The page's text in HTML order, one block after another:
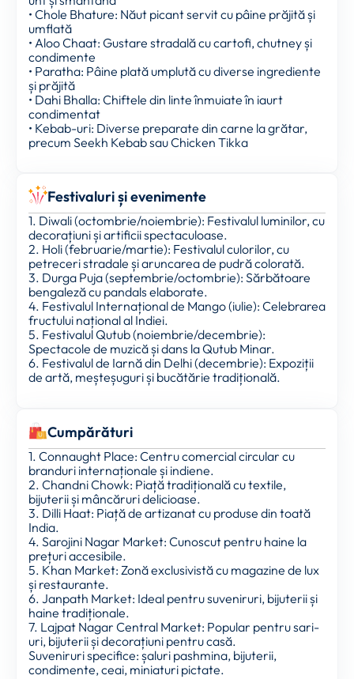
• Chole Bhature: Năut picant servit cu pâine prăjită și
umflată
• Aloo Chaat: Gustare stradală cu cartofi, chutney și
condimente
• Paratha: Pâine plată umplută cu diverse ingrediente
și prăjită
• Dahi Bhalla: Chiftele din linte înmuiate în iaurt
condimentat
• Kebab-uri: Diverse preparate din carne la grătar,
precum Seekh Kebab sau Chicken Tikka
Festivaluri și evenimente
1. Diwali (octombrie/noiembrie): Festivalul luminilor, cu
decorațiuni și artificii spectaculoase.
2. Holi (februarie/martie): Festivalul culorilor, cu
petreceri stradale și aruncarea de pudră colorată.
3. Durga Puja (septembrie/octombrie): Sărbătoare
bengaleză cu pandals elaborate.
4. Festivalul Internațional de Mango (iulie): Celebrarea
fructului național al Indiei.
5. Festivalul Qutub (noiembrie/decembrie):
Spectacole de muzică și dans la Qutub Minar.
6. Festivalul de Iarnă din Delhi (decembrie): Expoziții
de artă, meșteșuguri și bucătărie tradițională.
Cumpărături
1. Connaught Place: Centru comercial circular cu
branduri internaționale și indiene.
2. Chandni Chowk: Piață tradițională cu textile,
bijuterii și mâncăruri delicioase.
3. Dilli Haat: Piață de artizanat cu produse din toată
India.
4. Sarojini Nagar Market: Cunoscut pentru haine la
prețuri accesibile.
5. Khan Market: Zonă exclusivistă cu magazine de lux
și restaurante.
6. Janpath Market: Ideal pentru suveniruri, bijuterii și
haine tradiționale.
7. Lajpat Nagar Central Market: Popular pentru sari-
uri, bijuterii și decorațiuni pentru casă.
Suveniruri specifice: șaluri pashmina, bijuterii,
condimente, ceai, miniaturi pictate.